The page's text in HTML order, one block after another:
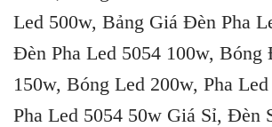
Led 500w, Bảng Giá Đèn Pha
Đèn Pha Led 5054 100w, Bóng
150w, Bóng Led 200w, Pha
Pha Led 5054 50w Giá Sỉ, Đèn